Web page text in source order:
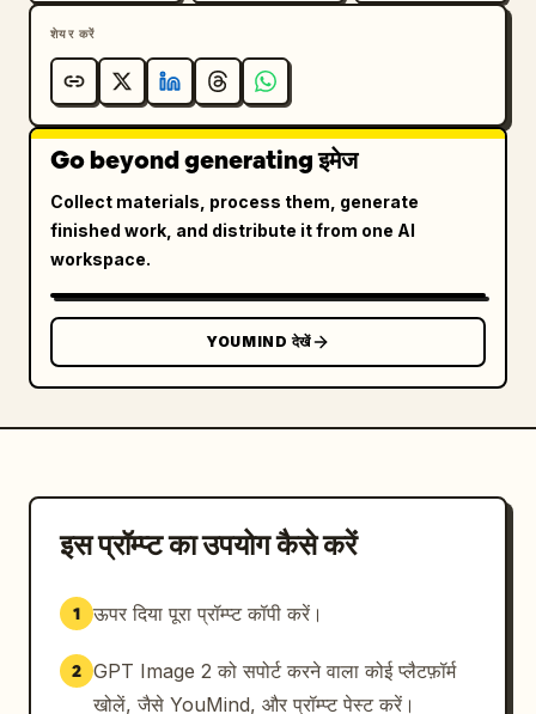
शेयर करें
Go beyond generating इमेज
Collect materials, process them, generate
finished work, and distribute it from one AI
workspace.
YOUMIND देखें
इस प्रॉम्प्ट का उपयोग कैसे करें
1 ऊपर दिया पूरा प्रॉम्प्ट कॉपी करें।
2 GPT Image 2 को सपोर्ट करने वाला कोई प्लैटफ़ॉर्म
खोलें, जैसे YouMind, और प्रॉम्प्ट पेस्ट करें।